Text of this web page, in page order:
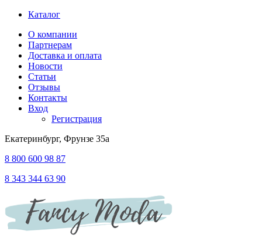
Каталог
О компании
Партнерам
Доставка и оплата
Новости
Статьи
Отзывы
Контакты
Вход
Регистрация
Екатеринбург, Фрунзе 35а
8 800 600 98 87
8 343 344 63 90